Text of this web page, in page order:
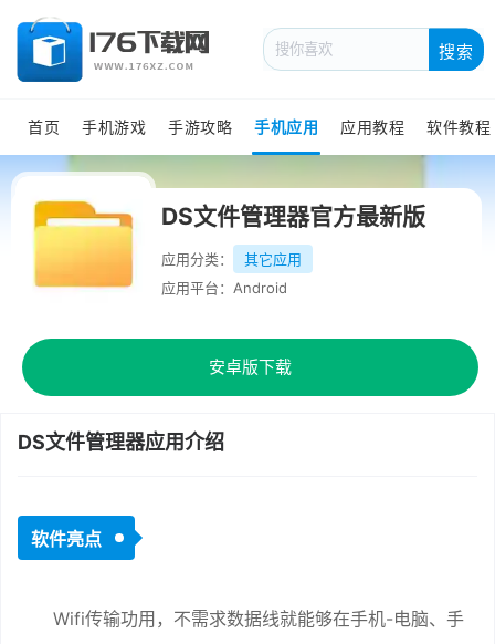
搜索
首页 手机游戏 手游攻略 手机应用 应用教程 软件教程
DS文件管理器官方最新版
应用分类：
其它应用
应用平台：Android
安卓版下载
DS文件管理器应用介绍
软件亮点
Wifi传输功用，不需求数据线就能够在手机-电脑、手